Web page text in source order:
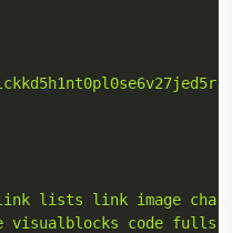
lists link image
visualblocks code